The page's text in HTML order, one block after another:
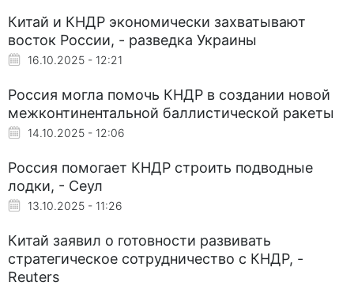
Китай и КНДР экономически захватывают
восток России, - разведка Украины
16.10.2025 - 12:21
Россия могла помочь КНДР в создании новой
межконтинентальной баллистической ракеты
14.10.2025 - 12:06
Россия помогает КНДР строить подводные
лодки, - Сеул
13.10.2025 - 11:26
Китай заявил о готовности развивать
стратегическое сотрудничество с КНДР, -
Reuters